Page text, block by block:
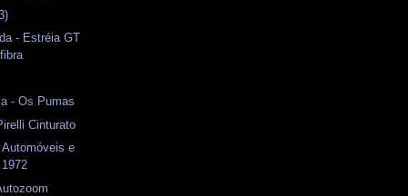
- Estréia GT
- Os Pumas
Cinturato
Automóveis e